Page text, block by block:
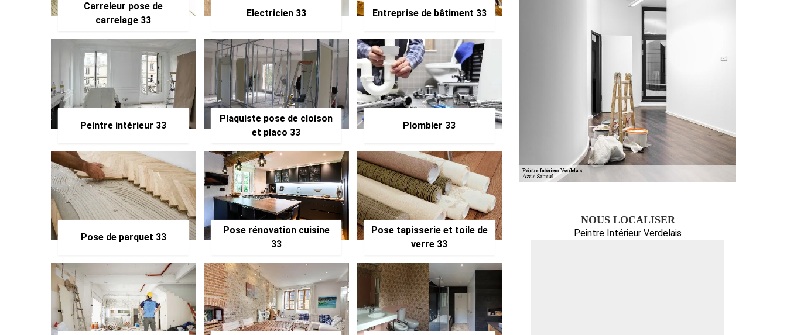
Carreleur pose de
carrelage 33
Electricien 33 Entreprise de bâtiment 33
Peintre intérieur 33
Plaquiste pose de cloison
et placo 33
Plombier 33
Pose de parquet 33
Pose rénovation cuisine
33
Pose tapisserie et toile de
verre 33
NOUS LOCALISER
Peintre Intérieur Verdelais